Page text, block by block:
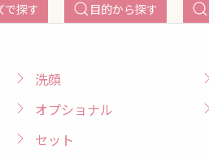
で探す 目的から探す
洗顔
オプショナル
セット